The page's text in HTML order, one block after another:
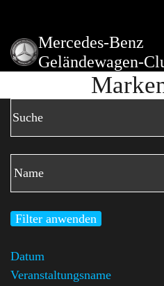
Mercedes-Benz
Geländewagen-
Filter anwenden
Datum
Veranstaltungsname